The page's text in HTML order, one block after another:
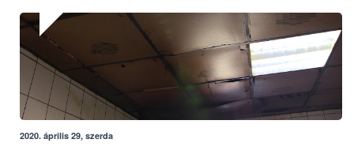
2020. április 29, szerda